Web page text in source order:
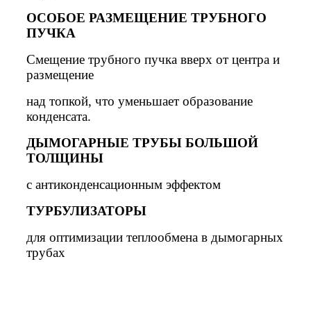
ОСОБОЕ РАЗМЕЩЕНИЕ ТРУБНОГО
ПУЧКА
Смещение трубного пучка вверх от центра и
размещение
над топкой, что уменьшает образование
конденсата.
ДЫМОГАРНЫЕ ТРУБЫ БОЛЬШОЙ
ТОЛЩИНЫ
с антиконденсационным эффектом
ТУРБУЛИЗАТОРЫ
для оптимизации теплообмена в дымогарных
трубах